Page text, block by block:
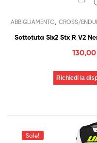
ABBIGLIAMENTO CROSS/
Sottotuta Six2 Stx R V2
130,00
Richiedi la
Sale!